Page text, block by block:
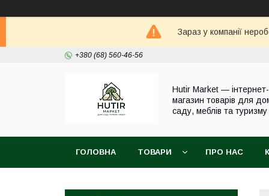
Зараз у компанії
+380 (68) 560-46-56
Hutir Market — інтернет-
магазин товарів для
саду, меблів та туризму
ГОЛОВНА ТОВАРИ ПРО НАС